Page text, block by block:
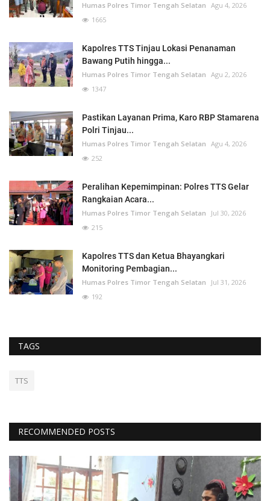
Humas Polres Timor Tengah Selatan Agu 4, 2026
1665
Kapolres TTS Tinjau Lokasi Penanaman
Bawang Putih hingga...
Humas Polres Timor Tengah Selatan Agu 2, 2026
1347
Pastikan Layanan Prima, Karo RBP Stamarena
Polri Tinjau...
Humas Polres Timor Tengah Selatan Agu 4, 2026
252
Peralihan Kepemimpinan: Polres TTS Gelar
Rangkaian Acara...
Humas Polres Timor Tengah Selatan
Jul 30, 2026
215
Kapolres TTS dan Ketua Bhayangkari
Monitoring Pembagian...
Humas Polres Timor Tengah Selatan
Jul 31, 2026
192
TAGS
TTS
RECOMMENDED POSTS